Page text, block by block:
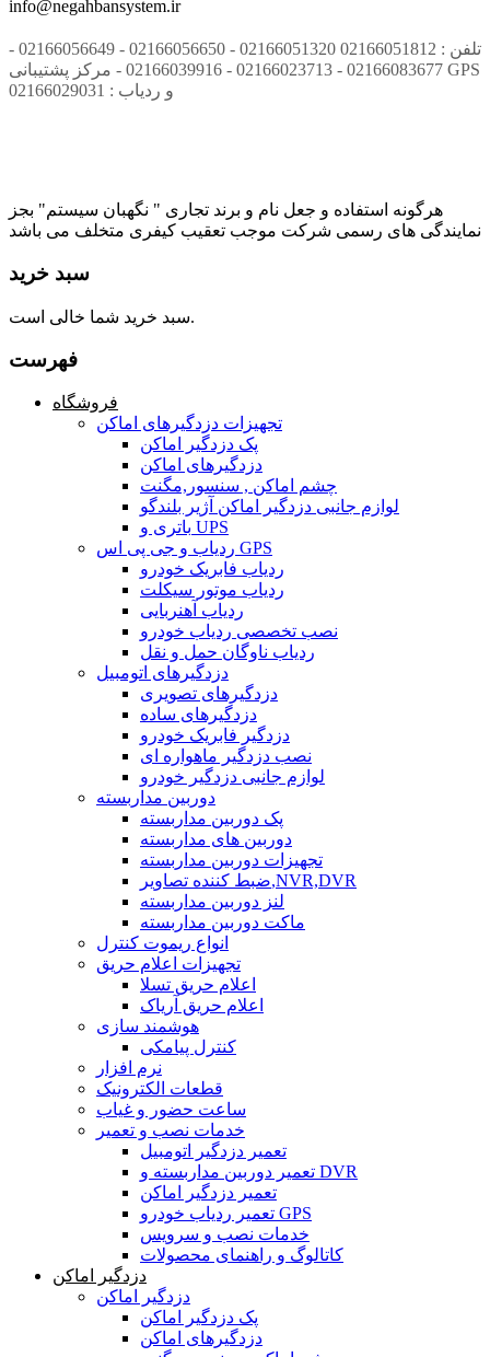
info@negahbansystem.ir
تلفن : 02166051812 02166051320 - 02166056650 - 02166056649 -
02166083677 - 02166023713 - 02166039916 - مرکز پشتیبانی GPS
و ردیاب : 02166029031
هرگونه استفاده و جعل نام و برند تجاری " نگهبان سیستم" بجز
نمایندگی های رسمی شرکت موجب تعقیب کیفری متخلف می باشد
سبد خرید
سبد خرید شما خالی است.
فهرست
فروشگاه
تجهیزات دزدگیرهای اماکن
پک دزدگیر اماکن
دزدگیرهای اماکن
چشم اماکن , سنسور,مگنت
لوازم جانبی دزدگیر اماکن آژیر بلندگو
باتری و UPS
ردیاب و جی پی اس GPS
ردیاب فابریک خودرو
ردیاب موتور سیکلت
ردیاب آهنربایی
نصب تخصصی ردیاب خودرو
ردیاب ناوگان حمل و نقل
دزدگیرهای اتومبیل
دزدگیرهای تصویری
دزدگیرهای ساده
دزدگیر فابریک خودرو
نصب دزدگیر ماهواره ای
لوازم جانبی دزدگیر خودرو
دوربین مداربسته
پک دوربین مداربسته
دوربین های مداربسته
تجهیزات دوربین مداربسته
ضبط کننده تصاویر,NVR,DVR
لنز دوربین مداربسته
ماکت دوربین مداربسته
انواع ریموت کنترل
تجهیزات اعلام حریق
اعلام حریق تسلا
اعلام حریق آریاک
هوشمند سازی
کنترل پیامکی
نرم افزار
قطعات الکترونیک
ساعت حضور و غیاب
خدمات نصب و تعمیر
تعمیر دزدگیر اتومبیل
تعمیر دوربین مداربسته و DVR
تعمیر دزدگیر اماکن
تعمیر ردیاب خودرو GPS
خدمات نصب و سرویس
کاتالوگ و راهنمای محصولات
دزدگیر اماکن
دزدگیر اماکن
پک دزدگیر اماکن
دزدگیرهای اماکن